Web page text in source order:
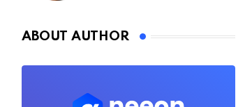
ABOUT AUTHOR